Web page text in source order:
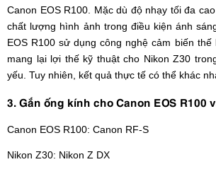
Canon EOS R100. Mặc dù độ nhạy tối đa
chất lượng hình ảnh trong điều kiện ánh
EOS R100 sử dụng công nghệ cảm biến thế
mang lại lợi thế kỹ thuật cho Nikon Z30
yếu. Tuy nhiên, kết quả thực tế có thể khác
3. Gắn ống kính cho Canon EOS R100
Canon EOS R100: Canon RF-S
Nikon Z30: Nikon Z DX